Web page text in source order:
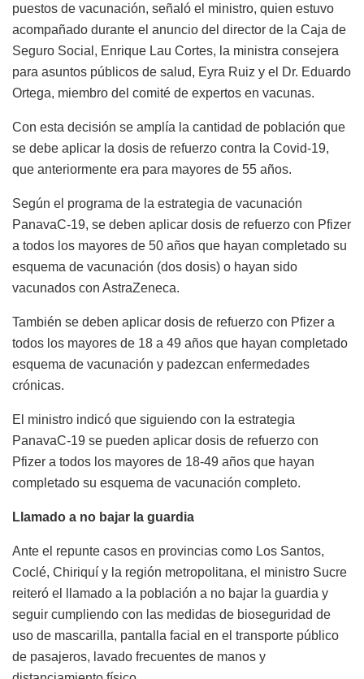
puestos de vacunación, señaló el ministro, quien estuvo
acompañado durante el anuncio del director de la Caja de
Seguro Social, Enrique Lau Cortes, la ministra consejera
para asuntos públicos de salud, Eyra Ruiz y el Dr. Eduardo
Ortega, miembro del comité de expertos en vacunas.
Con esta decisión se amplía la cantidad de población que
se debe aplicar la dosis de refuerzo contra la Covid-19,
que anteriormente era para mayores de 55 años.
Según el programa de la estrategia de vacunación
PanavaC-19, se deben aplicar dosis de refuerzo con Pfizer
a todos los mayores de 50 años que hayan completado su
esquema de vacunación (dos dosis) o hayan sido
vacunados con AstraZeneca.
También se deben aplicar dosis de refuerzo con Pfizer a
todos los mayores de 18 a 49 años que hayan completado
esquema de vacunación y padezcan enfermedades
crónicas.
El ministro indicó que siguiendo con la estrategia
PanavaC-19 se pueden aplicar dosis de refuerzo con
Pfizer a todos los mayores de 18-49 años que hayan
completado su esquema de vacunación completo.
Llamado a no bajar la guardia
Ante el repunte casos en provincias como Los Santos,
Coclé, Chiriquí y la región metropolitana, el ministro Sucre
reiteró el llamado a la población a no bajar la guardia y
seguir cumpliendo con las medidas de bioseguridad de
uso de mascarilla, pantalla facial en el transporte público
de pasajeros, lavado frecuentes de manos y